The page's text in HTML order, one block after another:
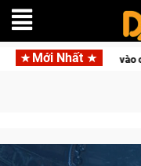
Mới Nhất
chiến dịch lịch sử khốc liệt